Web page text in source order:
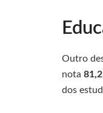
Outro
nota
dos